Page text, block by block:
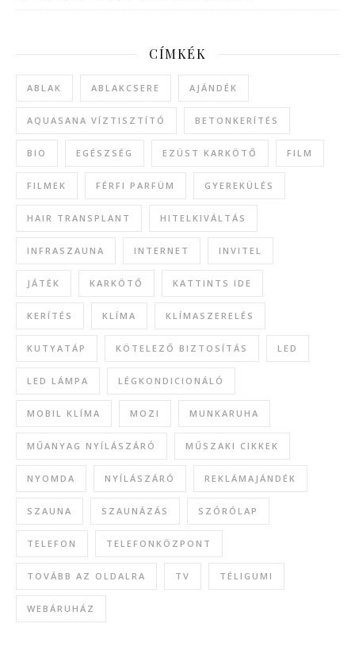
CÍMKÉK
ABLAK ABLAKCSERE AJÁNDÉK
AQUASANA VÍZTISZTÍTÓ BETONKERÍTÉS
BIO EGÉSZSÉG EZÜST KARKÖTŐ FILM
FILMEK FÉRFI PARFÜM GYEREKÜLÉS
HAIR TRANSPLANT HITELKIVÁLTÁS
INFRASZAUNA INTERNET INVITEL
JÁTÉK KARKÖTŐ KATTINTS IDE
KERÍTÉS KLÍMA KLÍMASZERELÉS
KUTYATÁP KÖTELEZŐ BIZTOSÍTÁS LED
LED LÁMPA LÉGKONDICIONÁLÓ
MOBIL KLÍMA MOZI MUNKARUHA
MŰANYAG NYÍLÁSZÁRÓ MŰSZAKI CIKKEK
NYOMDA NYÍLÁSZÁRÓ REKLÁMAJÁNDÉK
SZAUNA SZAUNÁZÁS SZÓRÓLAP
TELEFON TELEFONKÖZPONT
TOVÁBB AZ OLDALRA TV TÉLIGUMI
WEBÁRUHÁZ